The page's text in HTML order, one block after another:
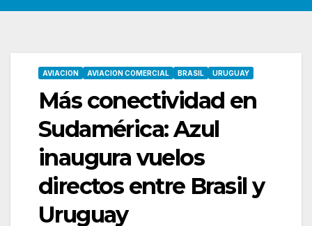
AVIACION AVIACION COMERCIAL BRASIL URUGUAY
Más conectividad en
Sudamérica: Azul
inaugura vuelos
directos entre Brasil y
Uruguay